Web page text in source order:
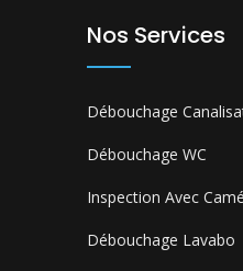
Nos Services
Débouchage
Débouchage WC
Inspection Avec
Débouchage Lavabo